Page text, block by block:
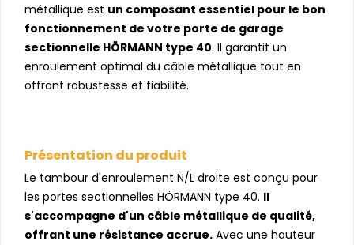
métallique est un composant essentiel pour le bon
fonctionnement de votre porte de garage
sectionnelle HÖRMANN type 40. Il garantit un
enroulement optimal du câble métallique tout en
offrant robustesse et fiabilité.
Présentation du produit
Le tambour d'enroulement N/L droite est conçu pour
les portes sectionnelles HÖRMANN type 40. Il
s'accompagne d'un câble métallique de qualité,
offrant une résistance accrue. Avec une hauteur